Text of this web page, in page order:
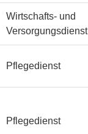
Wirtschafts- und
Versorgungsdienst
Pflegedienst
Pflegedienst